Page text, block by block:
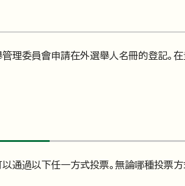
理委員會申請在外選舉人名冊的登記。
通過以下任一方式投票。無論哪種投票方